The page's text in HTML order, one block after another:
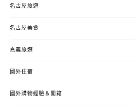
名古屋旅遊
名古屋美食
嘉義旅遊
國外住宿
國外購物經驗＆開箱